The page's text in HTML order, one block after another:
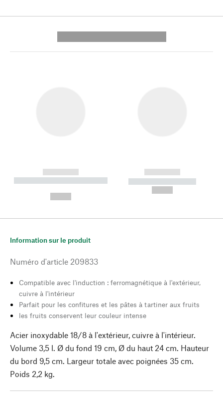
------------
----------- ----------- --------
------------
----------- -----------
Information sur le produit
Numéro d'article 209833
Compatible avec l'induction : ferromagnétique à l'extérieur,
cuivre à l'intérieur
Parfait pour les confitures et les pâtes à tartiner aux fruits
les fruits conservent leur couleur intense
Acier inoxydable 18/8 à l'extérieur, cuivre à l'intérieur.
Volume 3,5 l. Ø du fond 19 cm, Ø du haut 24 cm. Hauteur
du bord 9,5 cm. Largeur totale avec poignées 35 cm.
Poids 2,2 kg.